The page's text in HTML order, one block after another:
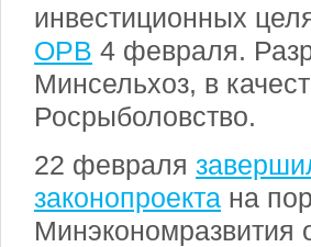
инвестиционных
ОРВ 4 февраля.
Минсельхоз, в
Росрыболовство.
22 февраля
законопроекта на
Минэкономразвития